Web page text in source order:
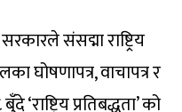
संसद्मा राष्ट्रिय
घोषणापत्र, वाचापत्र र
प्रतिबद्धता’ को